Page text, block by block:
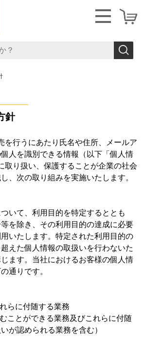
針
を行うにあたり氏名や住所、メールア
人を識別できる情報（以下「個人情
取り扱い、保護することが企業の社会
、次の取り組みを実施いたします。
いて、利用目的を特定するととも
を除き、その利用目的の達成に必要
いたします。特定された利用目的の
えた個人情報の取扱いを行わないた
ます。当社におけるお客様の個人情
通りです。
らに付随する業務
ことができる業務及びこれらに付随
が認められる業務を含む）